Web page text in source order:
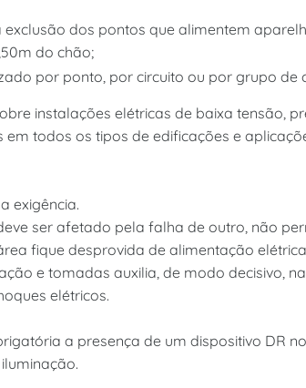
dos pontos que alimentem
do chão;
por ponto, por circuito ou por grupo de
instalações elétricas de baixa tensão,
todos os tipos de edificações e
exigência.
ser afetado pela falha de outro, não
fique desprovida de alimentação
e tomadas auxilia, de modo decisivo,
elétricos.
a presença de um dispositivo DR